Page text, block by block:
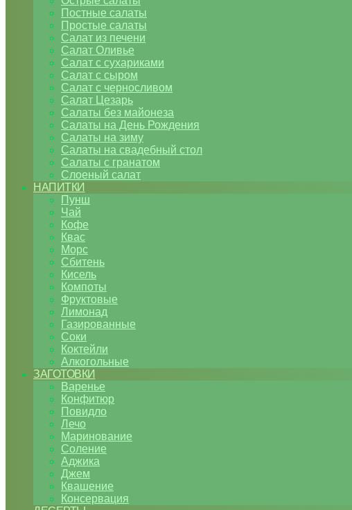
Постные салаты
Простые салаты
Салат из печени
Салат Оливье
Салат с сухариками
Салат с сыром
Салат с черносливом
Салат Цезарь
Салаты без майонеза
Салаты на День Рождения
Салаты на зиму
Салаты на свадебный стол
Салаты с гранатом
Слоеный салат
НАПИТКИ
Пунш
Чай
Кофе
Квас
Морс
Сбитень
Кисель
Компоты
Фруктовые
Лимонад
Газированные
Соки
Коктейли
Алкогольные
ЗАГОТОВКИ
Варенье
Конфитюр
Повидло
Лечо
Маринование
Соление
Аджика
Джем
Квашение
Консервация